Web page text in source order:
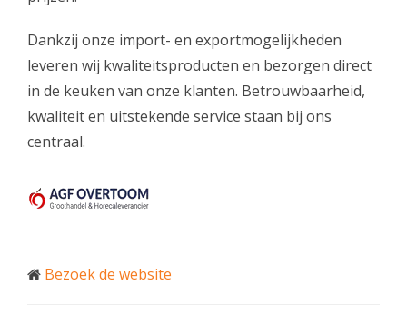
Dankzij onze import- en exportmogelijkheden
leveren wij kwaliteitsproducten en bezorgen direct
in de keuken van onze klanten. Betrouwbaarheid,
kwaliteit en uitstekende service staan bij ons
centraal.
Bezoek de website